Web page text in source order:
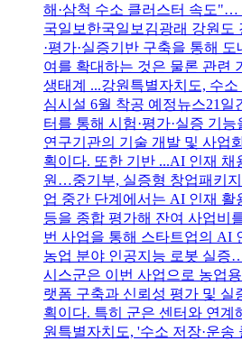
해·삼척 수소 클러스터 속도"…
국일보한국일보김광래 강원도
·평가·실증기반 구축을 통해
여를 확대하는 것은 물론 관련
생태계 ...강원특별자치도, 수소
심시설 6월 착공 예정뉴스21일
터를 통해 시험·평가·실증 기
연구기관의 기술 개발 및 사업
획이다. 또한 기반 ...AI 인재 채
원…중기부, 실증형 창업패키
업 중간 단계에서는 AI 인재 활
등을 종합 평가해 잔여 사업비
번 사업을 통해 스타트업의 AI
농업 분야 인공지능 로봇 실증
시스군은 이번 사업으로 농업
랫폼 구축과 신뢰성 평가 및 실
획이다. 특히 군은 센터와 연계
원특별자치도, '수소 저장·운송